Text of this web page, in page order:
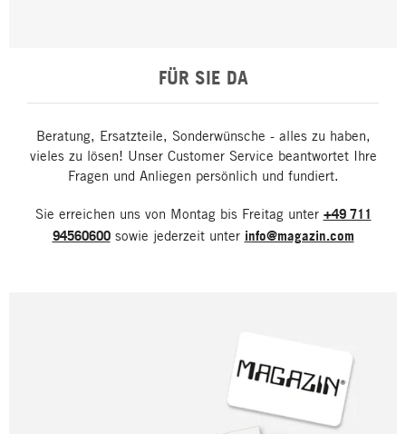
FÜR SIE DA
Beratung, Ersatzteile, Sonderwünsche - alles zu haben,
vieles zu lösen! Unser Customer Service beantwortet Ihre
Fragen und Anliegen persönlich und fundiert.
Sie erreichen uns von Montag bis Freitag unter +49 711
94560600sowie jederzeit unter info@magazin.com